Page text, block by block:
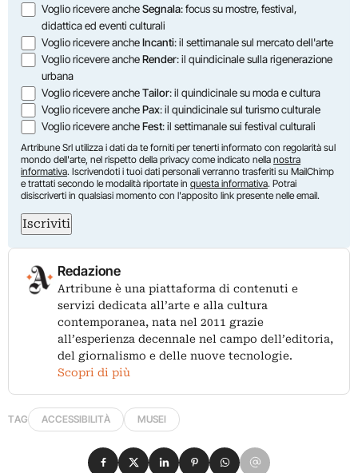
Opzioni
Voglio ricevere ancheSegnala: focus su mostre, festival,
didattica ed eventi culturali
Voglio ricevere ancheIncanti: il settimanale sul mercato dell'arte
Voglio ricevere ancheRender: il quindicinale sulla rigenerazione
urbana
Voglio ricevere ancheTailor: il quindicinale su moda e cultura
Voglio ricevere anchePax: il quindicinale sul turismo culturale
Voglio ricevere ancheFest: il settimanale sui festival culturali
Artribune Srl utilizza i dati da te forniti per tenerti informato con regolarità sul
mondo dell'arte, nel rispetto della privacy come indicato nella nostra
informativa. Iscrivendoti i tuoi dati personali verranno trasferiti su MailChimp
e trattati secondo le modalità riportate in questa informativa. Potrai
disiscriverti in qualsiasi momento con l'apposito link presente nelle email.
Iscriviti
Redazione
Artribune è una piattaforma di contenuti e
servizi dedicata all’arte e alla cultura
contemporanea, nata nel 2011 grazie
all’esperienza decennale nel campo dell’editoria,
del giornalismo e delle nuove tecnologie.
Scopri di più
TAG ACCESSIBILITÀ MUSEI
Condividi su Facebook
Condividi su X
Condividi su LinkedIn
Condividi su Pinterest
Condividi su WhatsApp
Condividi su Email